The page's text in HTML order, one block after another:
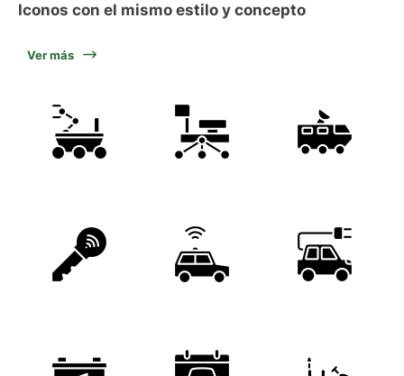
Iconos con el mismo estilo y concepto
Ver más